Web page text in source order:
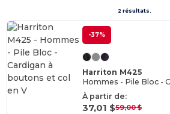
2 résultats.
-37%
Harriton M425
À partir de:
37,01 $59,00 $